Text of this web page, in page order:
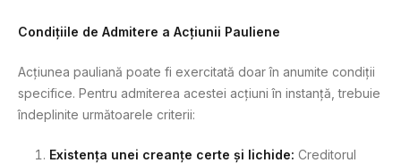
Condițiile de Admitere a Acțiunii Pauliene
Acțiunea pauliană poate fi exercitată doar în anumite condiții
specifice. Pentru admiterea acestei acțiuni în instanță, trebuie
îndeplinite următoarele criterii:
Existența unei creanțe certe și lichide: Creditorul